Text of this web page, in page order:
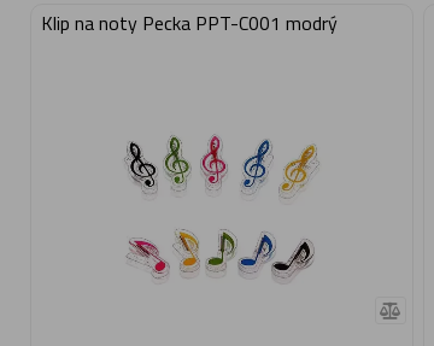
Klip na noty Pecka PPT-C001 modrý